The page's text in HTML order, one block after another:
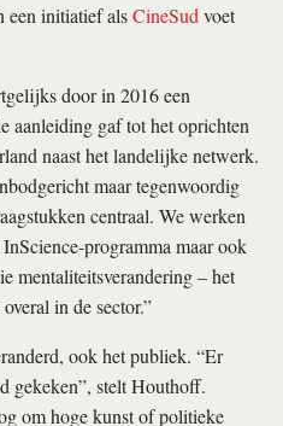
een initiatief alsCineSudvoet
door in 2016 een
aanleiding gaf tot het oprichten
naast het landelijke netwerk.
maar tegenwoordig
centraal. We werken
programma maar ook
mentaliteitsverandering – het
in de sector.”
ook het publiek. “Er
gekeken”, stelt Houthoff.
om hoge kunst of politieke